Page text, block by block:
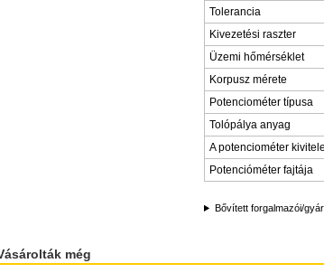
Tolerancia
Kivezetési raszter
Üzemi hőmérséklet
Korpusz mérete
Potenciométer típusa
Tolópálya anyag
A potenciométer kivitele
Potencióméter fajtája
Bővített forgalmazói/
még